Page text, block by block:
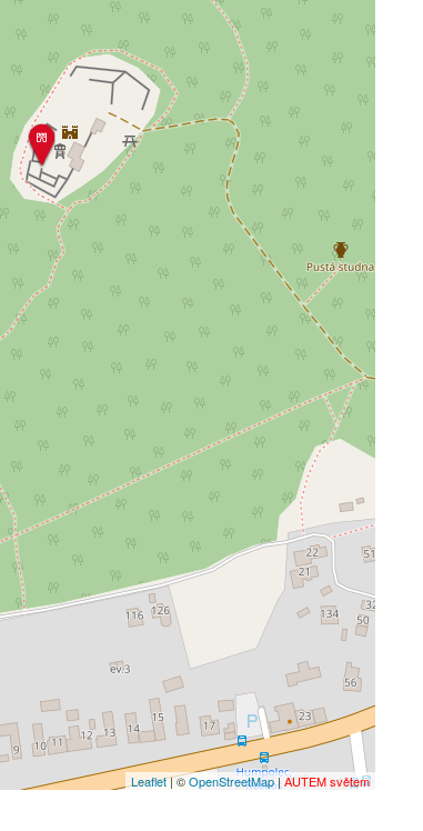
Leaflet| ©OpenStreetMap|AUTEM světem